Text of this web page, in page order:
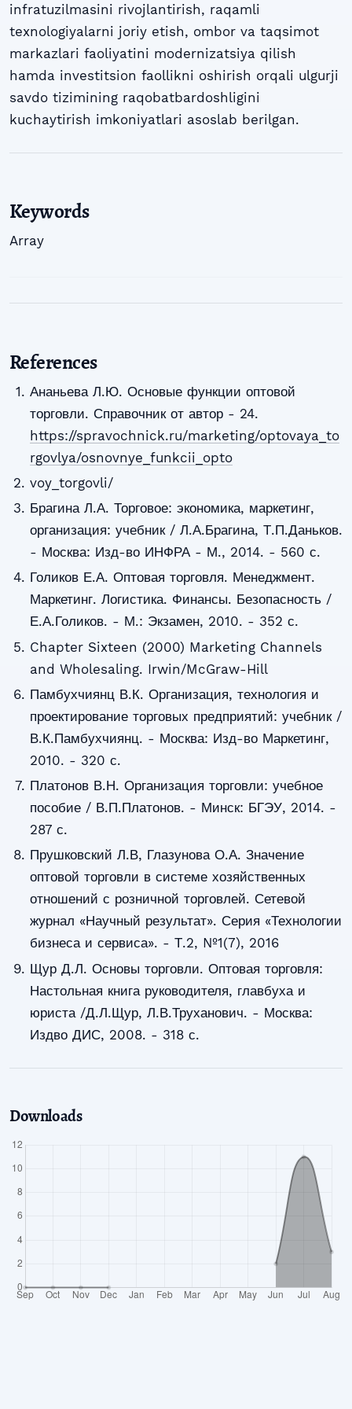
infratuzilmasini rivojlantirish, raqamli
texnologiyalarni joriy etish, ombor va taqsimot
markazlari faoliyatini modernizatsiya qilish
hamda investitsion faollikni oshirish orqali ulgurji
savdo tizimining raqobatbardoshligini
kuchaytirish imkoniyatlari asoslab berilgan.
Keywords
Array
References
Ананьева Л.Ю. Основые функции оптовой
торговли. Справочник от автор - 24.
https://spravochnick.ru/marketing/optovaya_to
rgovlya/osnovnye_funkcii_opto
voy_torgovli/
Брагина Л.А. Торговое: экономика, маркетинг,
организация: учебник / Л.А.Брагина, Т.П.Даньков.
- Москва: Изд-во ИНФРА - М., 2014. - 560 с.
Голиков Е.А. Оптовая торговля. Менеджмент.
Маркетинг. Логистика. Финансы. Безопасность /
Е.А.Голиков. - М.: Экзамен, 2010. - 352 с.
Chapter Sixteen (2000) Marketing Channels
and Wholesaling. Irwin/McGraw-Hill
Памбухчиянц В.К. Организация, технология и
проектирование торговых предприятий: учебник /
В.К.Памбухчиянц. - Москва: Изд-во Маркетинг,
2010. - 320 с.
Платонов В.Н. Организация торговли: учебное
пособие / В.П.Платонов. - Минск: БГЭУ, 2014. -
287 с.
Прушковский Л.В, Глазунова О.А. Значение
оптовой торговли в системе хозяйственных
отношений с розничной торговлей. Сетевой
журнал «Научный результат». Серия «Технологии
бизнеса и сервиса». - Т.2, №1(7), 2016
Щур Д.Л. Основы торговли. Оптовая торговля:
Настольная книга руководителя, главбуха и
юриста /Д.Л.Щур, Л.В.Труханович. - Москва:
Издво ДИС, 2008. - 318 с.
Downloads